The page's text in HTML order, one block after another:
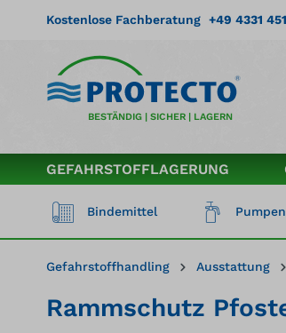
Zur Hauptnavigation springen
Kostenlose Fachberatung +49 4331
BESTÄNDIG | SICHER | LAGERN
GEFAHRSTOFFLAGERUNG
Bindemittel Pumpen
Gefahrstoffhandling Ausstattung
Rammschutz